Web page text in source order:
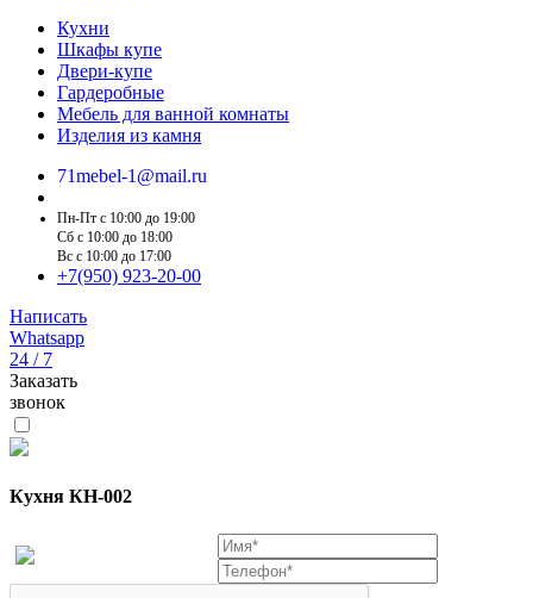
Кухни
Шкафы купе
Двери-купе
Гардеробные
Мебель для ванной комнаты
Изделия из камня
71mebel-1@mail.ru
Пн-Пт c 10:00 до 19:00
Сб c 10:00 до 18:00
Вс c 10:00 до 17:00
+7(950) 923-20-00
Написать
Whatsapp
24 / 7
Заказать
звонок
Кухня КН-002